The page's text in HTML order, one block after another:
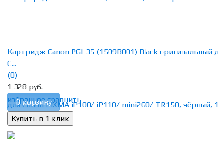
избранное сравнить
Картридж Canon PGI-35 (1509B001) Black оригинальный
C...
(0)
1 328 руб.
В корзину